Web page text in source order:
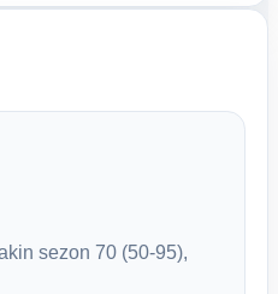
sezon 70 (50-95),